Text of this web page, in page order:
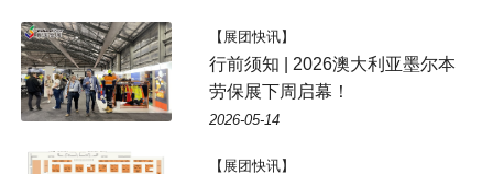
【展团快讯】
行前须知 | 2026澳大利亚墨尔本
劳保展下周启幕！
2026-05-14
【展团快讯】